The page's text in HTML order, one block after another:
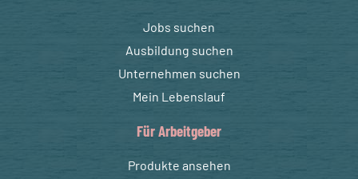
Jobs suchen
Ausbildung suchen
Unternehmen suchen
Mein Lebenslauf
Für Arbeitgeber
Produkte ansehen